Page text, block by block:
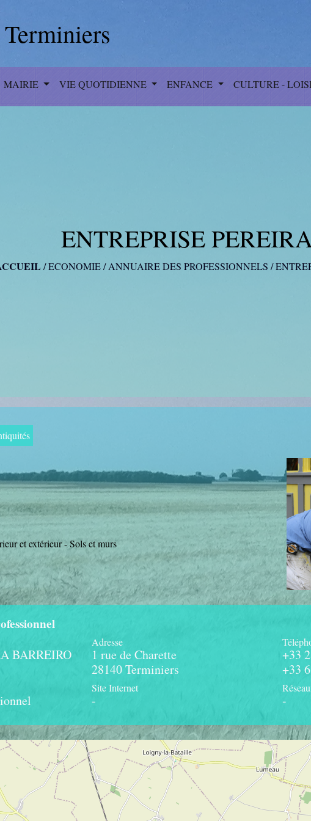
MAIRIE VIE QUOTIDIENNE ENFANCE CULTURE -
ENTREPRISE
/ECONOMIE/ANNUAIRE DES PROFESSIONNELS /
et extérieur - Sols et murs
BARREIRO
Adresse
1 rue de Charette
28140 Terminiers
+33
+33
Site Internet
- -